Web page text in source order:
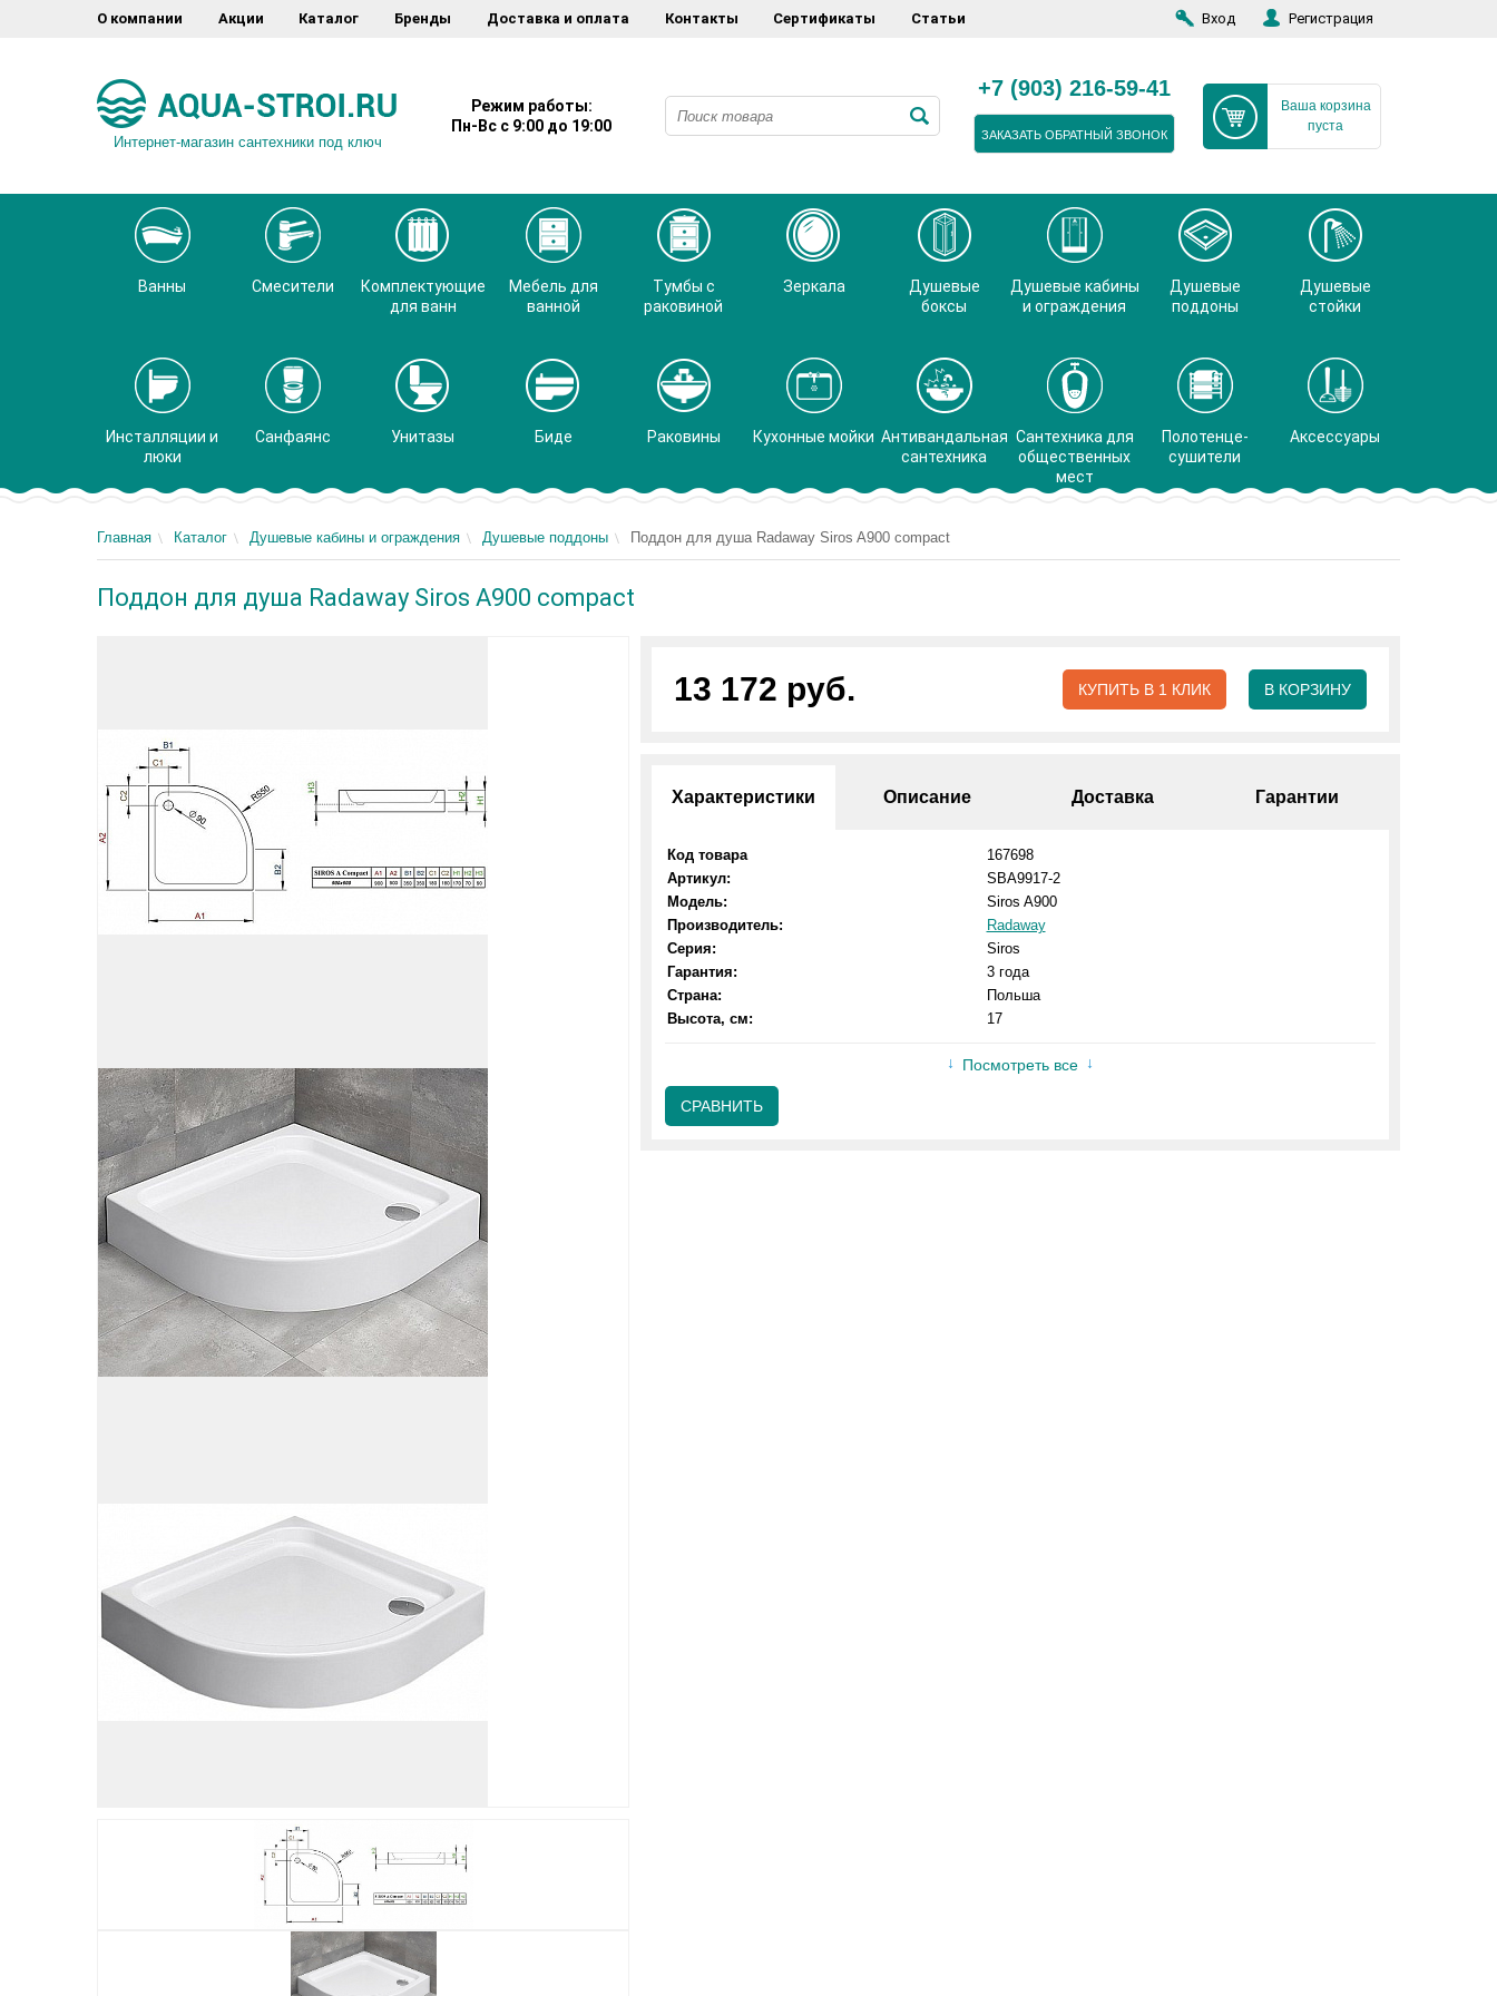
О компании Акции Каталог Бренды Доставка и оплата Контакты Сертификаты Статьи Вход Регистрация
Интернет-магазин сантехники под ключ
Режим работы:
Пн-Вс с 9:00 до 19:00
+7 (903) 216-59-41
ЗАКАЗАТЬ ОБРАТНЫЙ ЗВОНОК
Ваша корзина
пуста
Ванны Смесители
Комплектующие
для ванн
Мебель для
ванной
Тумбы с
раковиной
Зеркала
Душевые
боксы
Душевые кабины
и ограждения
Душевые
поддоны
Душевые
стойки
Инсталляции и
люки
Санфаянс Унитазы Биде Раковины Кухонные мойки Антивандальная
сантехника
Сантехника для
общественных
мест
Полотенце-
сушители
Аксессуары
Главная Каталог Душевые кабины и ограждения Душевые поддоны Поддон для душа Radaway Siros A900 compact
Поддон для душа Radaway Siros A900 compact
13 172 руб. КУПИТЬ В 1 КЛИК В КОРЗИНУ
Характеристики Описание Доставка Гарантии
Код товара
167698
Артикул:
SBA9917-2
Модель:
Siros A900
Производитель:
Radaway
Серия:
Siros
Гарантия:
3 года
Страна:
Польша
Высота, см:
17
Посмотреть все
СРАВНИТЬ